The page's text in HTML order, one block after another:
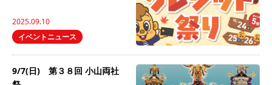
2025.09.10
イベントニュース
9/7(日) 第３８回 小山両社